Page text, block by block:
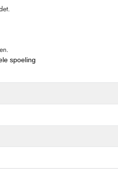
spoeling